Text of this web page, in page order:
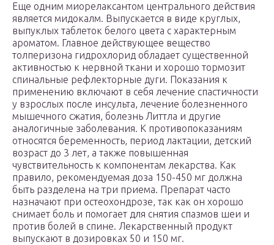
Еще одним миорелаксантом центрального действия
является мидокалм. Выпускается в виде круглых,
выпуклых таблеток белого цвета с характерным
ароматом. Главное действующее вещество
толперизона гидрохлорид обладает существенной
активностью к нервной ткани и хорошо тормозит
спинальные рефлекторные дуги. Показания к
применению включают в себя лечение спастичности
у взрослых после инсульта, лечение болезненного
мышечного сжатия, болезнь Литтла и другие
аналогичные заболевания. К противопоказаниям
относятся беременность, период лактации, детский
возраст до 3 лет, а также повышенная
чувствительность к компонентам лекарства. Как
правило, рекомендуемая доза 150-450 мг должна
быть разделена на три приема. Препарат часто
назначают при остеохондрозе, так как он хорошо
снимает боль и помогает для снятия спазмов шеи и
против болей в спине. Лекарственный продукт
выпускают в дозировках 50 и 150 мг.